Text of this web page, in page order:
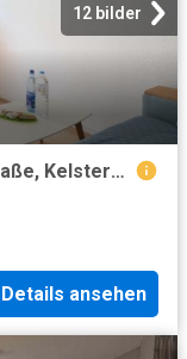
12 bilder
Apartment in Neukelsterbacher Straße, Kelsterbach for 60 m² with 2 bedrooms
Details ansehen